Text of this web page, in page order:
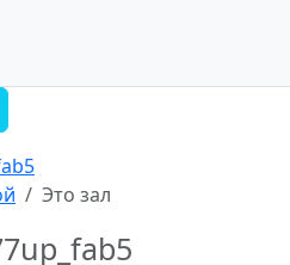
Это зал